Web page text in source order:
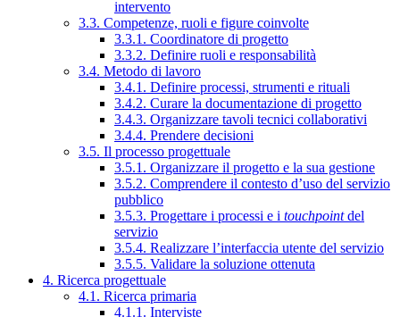
intervento
3.3. Competenze, ruoli e figure coinvolte
3.3.1. Coordinatore di progetto
3.3.2. Definire ruoli e responsabilità
3.4. Metodo di lavoro
3.4.1. Definire processi, strumenti e rituali
3.4.2. Curare la documentazione di progetto
3.4.3. Organizzare tavoli tecnici collaborativi
3.4.4. Prendere decisioni
3.5. Il processo progettuale
3.5.1. Organizzare il progetto e la sua gestione
3.5.2. Comprendere il contesto d’uso del servizio
pubblico
3.5.3. Progettare i processi e i touchpointdel
servizio
3.5.4. Realizzare l’interfaccia utente del servizio
3.5.5. Validare la soluzione ottenuta
4. Ricerca progettuale
4.1. Ricerca primaria
4.1.1. Interviste